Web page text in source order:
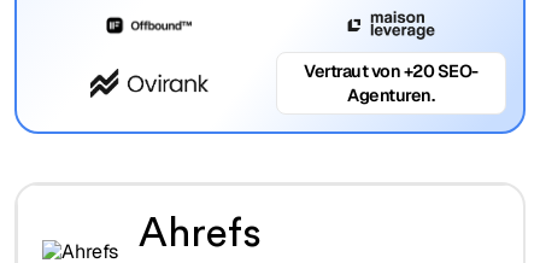
Vertraut von +20 SEO-
Agenturen.
Ahrefs